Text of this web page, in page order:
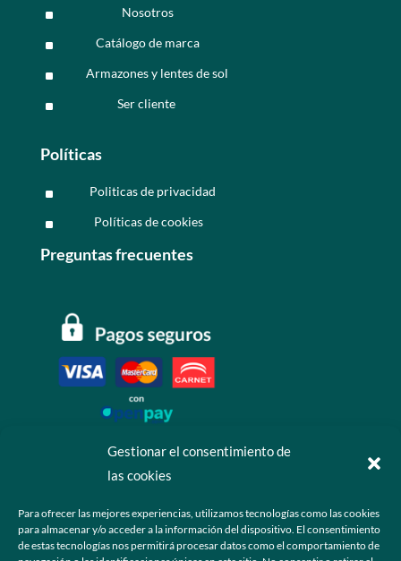
Gestionar el consentimiento de
las cookies
Para ofrecer las mejores experiencias, utilizamos tecnologías como las cookies
para almacenar y/o acceder a la información del dispositivo. El consentimiento
de estas tecnologías nos permitirá procesar datos como el comportamiento de
^ Nosotros
^ Catálogo de marca
^ Armazones y lentes de sol
^ Ser cliente
Políticas
^ Politicas de privacidad
^ Políticas de cookies
Preguntas frecuentes
 +52 55 6173 7725 (Ventas)